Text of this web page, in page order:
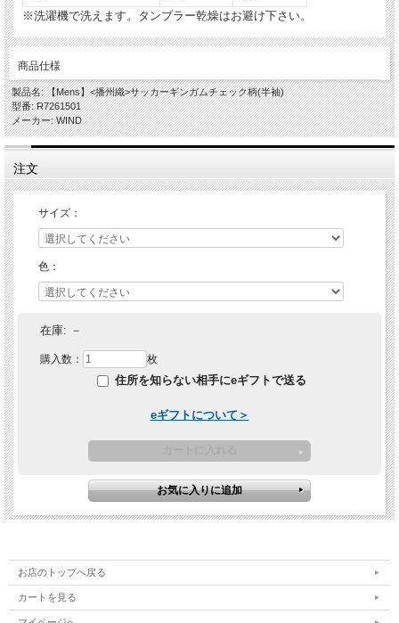
※洗濯機で洗えます。タンブラー乾燥はお避け下さい。
商品仕様
製品名: 【Mens】<播州織>サッカーギンガムチェック柄(半袖)
型番: R7261501
メーカー: WIND
注文
サイズ：
色：
在庫: －
購入数： 枚
住所を知らない相手にeギフトで送る
eギフトについて＞
お店のトップへ戻る
カートを見る